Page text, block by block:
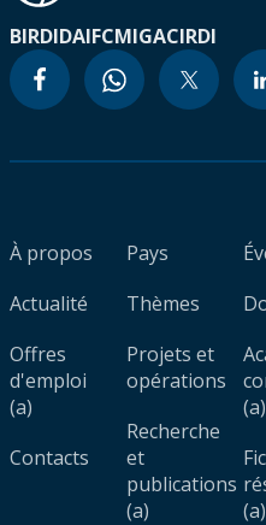
BIRDIDAIFCMIGACIRDI
À propos
Actualité
Offres
d'emploi
(a)
Contacts
Pays
Thèmes
Projets et
opérations
Recherche
et
publications
(a)
(a)
(a)